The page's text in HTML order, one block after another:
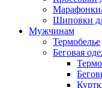
Шиповки
Мужчинам
Термобелье
Беговая